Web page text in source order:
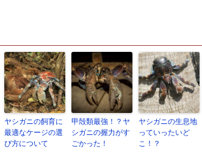
ヤシガニの飼育に
最適なケージの選
び方について
甲殻類最強！？ヤ
シガニの握力がす
ごかった！
ヤシガニの生息地
っていったいど
こ！？